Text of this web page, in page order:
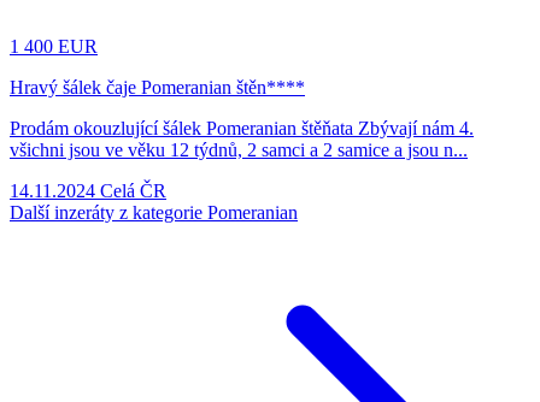
1 400 EUR
Hravý šálek čaje Pomeranian štěn****
Prodám okouzlující šálek Pomeranian štěňata Zbývají nám 4.
všichni jsou ve věku 12 týdnů, 2 samci a 2 samice a jsou n...
14.11.2024 Celá ČR
Další inzeráty z kategorie Pomeranian